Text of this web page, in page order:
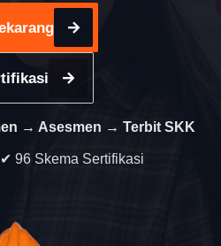
→ Asesmen → Terbit SKK
✔ 96 Skema Sertifikasi